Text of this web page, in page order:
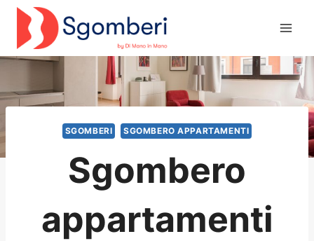
Salta
contenuto
SGOMBERI SGOMBERO APPARTAMENTI
Sgombero
appartamenti